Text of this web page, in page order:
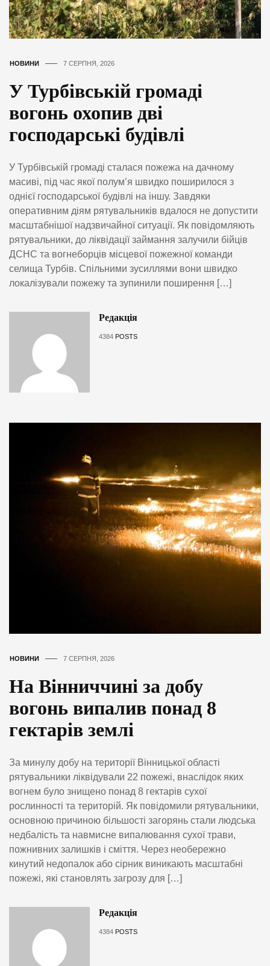
НОВИНИ 7 СЕРПНЯ, 2026
У Турбівській громаді
вогонь охопив дві
господарські будівлі
У Турбівській громаді сталася пожежа на дачному
масиві, під час якої полум’я швидко поширилося з
однієї господарської будівлі на іншу. Завдяки
оперативним діям рятувальників вдалося не допустити
масштабнішої надзвичайної ситуації. Як повідомляють
рятувальники, до ліквідації займання залучили бійців
ДСНС та вогнеборців місцевої пожежної команди
селища Турбів. Спільними зусиллями вони швидко
локалізували пожежу та зупинили поширення […]
Редакція
4384 POSTS
НОВИНИ 7 СЕРПНЯ, 2026
На Вінниччині за добу
вогонь випалив понад 8
гектарів землі
За минулу добу на території Вінницької області
рятувальники ліквідували 22 пожежі, внаслідок яких
вогнем було знищено понад 8 гектарів сухої
рослинності та територій. Як повідомили рятувальники,
основною причиною більшості загорянь стали людська
недбалість та навмисне випалювання сухої трави,
пожнивних залишків і сміття. Через необережно
кинутий недопалок або сірник виникають масштабні
пожежі, які становлять загрозу для […]
Редакція
4384 POSTS